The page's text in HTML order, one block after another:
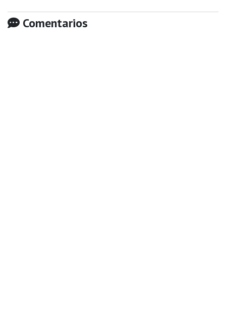
Comentarios